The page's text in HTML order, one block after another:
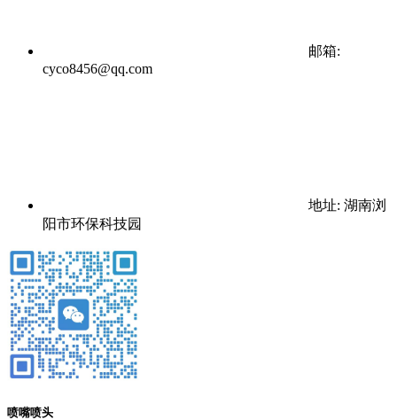
邮箱:
cyco8456@qq.com
地址: 湖南浏
阳市环保科技园
喷嘴喷头